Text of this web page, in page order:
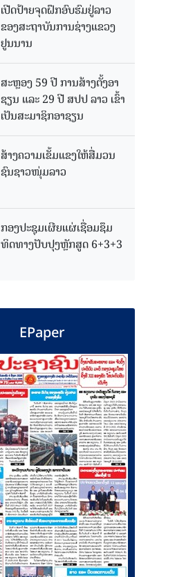
ເປີດປ້າຍຈຸດຝຶກອົບຮົມຢູ່ລາວ
ຂອງສະຖາບັນການຊ່າງແຂວງ
ຢູນນານ
ສະຫຼອງ 59 ປີ ການສ້າງຕັ້ງອາ
ຊຽນ ແລະ 29 ປີ ສປປ ລາວ ເຂົ້າ
ເປັນສະມາຊິກອາຊຽນ
ສ້າງຄວາມເຂັ້ມແຂງໃຫ້ສື່ມວນ
ຊົນຊາວໜຸ່ມລາວ
ກອງປະຊຸມເຜີຍແຜ່ເຊື່ອມຊຶມ
ທິດທາງປັບປຸງຫຼັກສູດ 6+3+3
EPaper